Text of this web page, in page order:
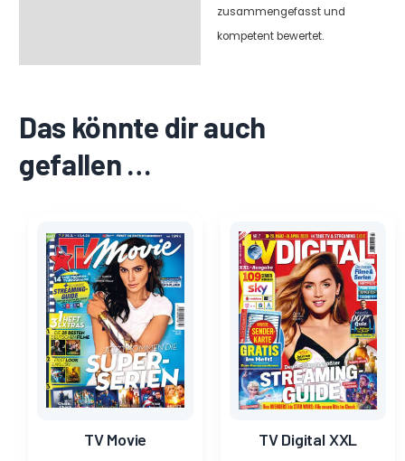
zusammengefasst und
kompetent bewertet.
Das könnte dir auch
gefallen …
TV Movie
Preis
war:
2,70 €
Preis
ist:
1,35 €.
TV Digital XXL
Preis
war:
2,70 €
Preis
ist:
1,35 €.